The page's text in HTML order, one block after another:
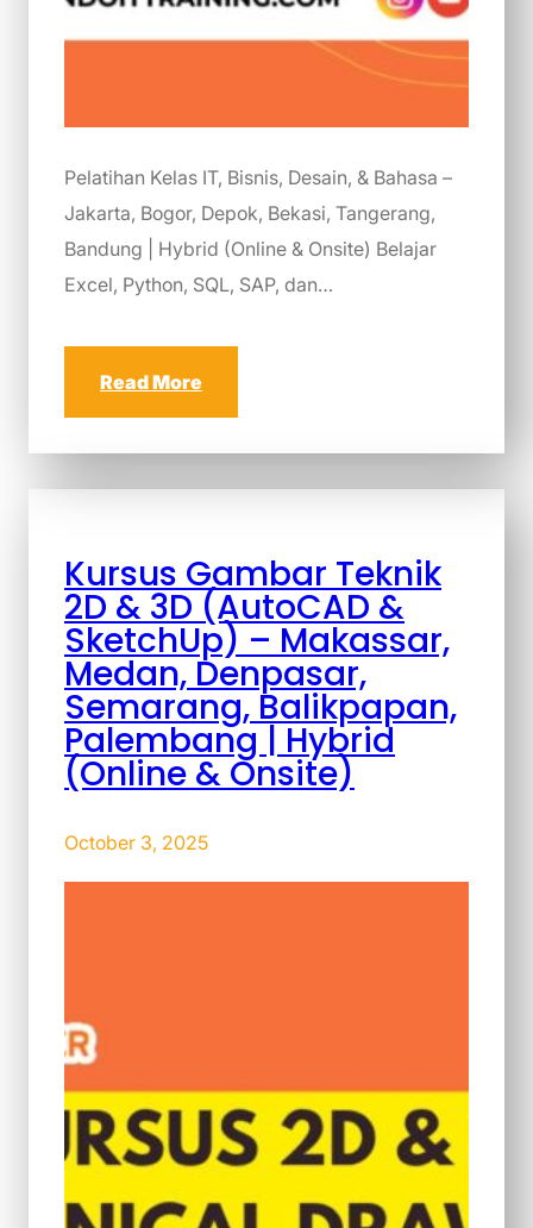
Pelatihan Kelas IT, Bisnis, Desain, & Bahasa –
Jakarta, Bogor, Depok, Bekasi, Tangerang,
Bandung | Hybrid (Online & Onsite) Belajar
Excel, Python, SQL, SAP, dan…
Read More
Kursus Gambar Teknik
2D & 3D (AutoCAD &
SketchUp) – Makassar,
Medan, Denpasar,
Semarang, Balikpapan,
Palembang | Hybrid
(Online & Onsite)
October 3, 2025